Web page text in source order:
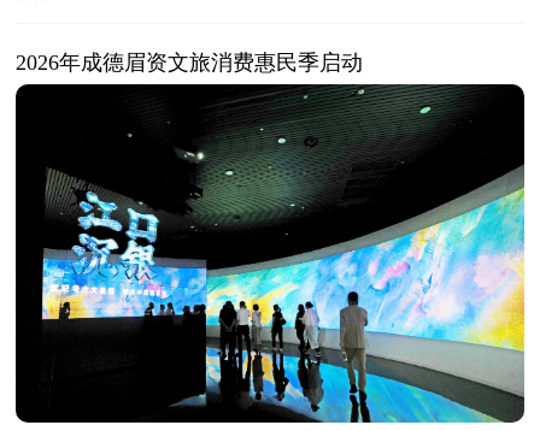
2026年成德眉资文旅消费惠民季启动